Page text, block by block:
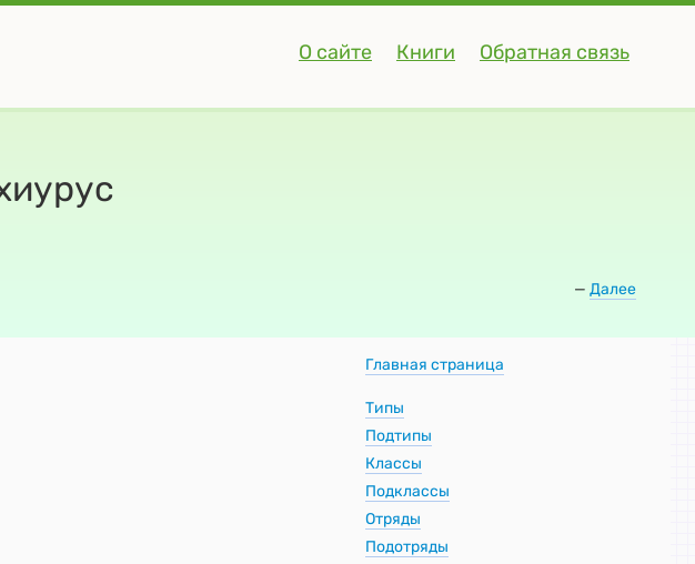
О сайте Книги Обратная связь
— Далее
Главная страница
Типы
Подтипы
Классы
Подклассы
Отряды
Подотряды